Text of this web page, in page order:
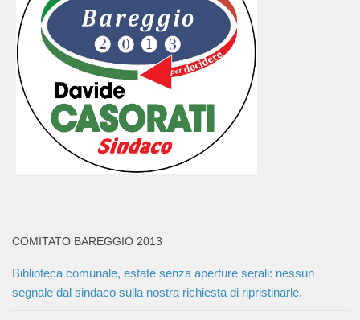
COMITATO BAREGGIO 2013
Biblioteca comunale, estate senza aperture serali: nessun
segnale dal sindaco sulla nostra richiesta di ripristinarle.